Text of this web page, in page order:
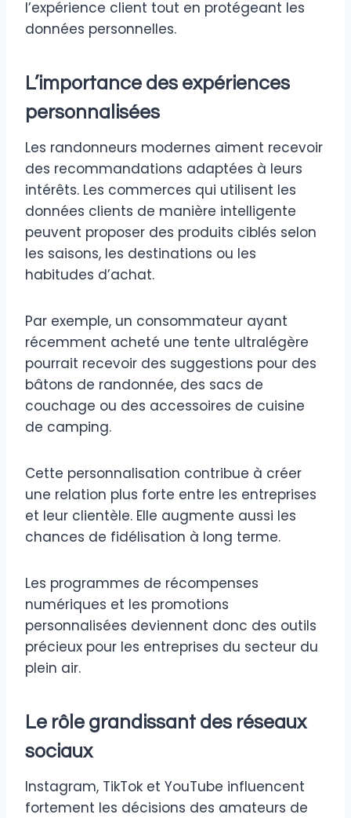
l’expérience client tout en protégeant les
données personnelles.
L’importance des expériences
personnalisées
Les randonneurs modernes aiment recevoir
des recommandations adaptées à leurs
intérêts. Les commerces qui utilisent les
données clients de manière intelligente
peuvent proposer des produits ciblés selon
les saisons, les destinations ou les
habitudes d’achat.
Par exemple, un consommateur ayant
récemment acheté une tente ultralégère
pourrait recevoir des suggestions pour des
bâtons de randonnée, des sacs de
couchage ou des accessoires de cuisine
de camping.
Cette personnalisation contribue à créer
une relation plus forte entre les entreprises
et leur clientèle. Elle augmente aussi les
chances de fidélisation à long terme.
Les programmes de récompenses
numériques et les promotions
personnalisées deviennent donc des outils
précieux pour les entreprises du secteur du
plein air.
Le rôle grandissant des réseaux
sociaux
Instagram, TikTok et YouTube influencent
fortement les décisions des amateurs de